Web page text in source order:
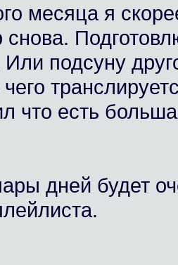
месяца я
снова.
подсуну
что есть
дней будет